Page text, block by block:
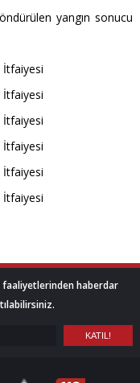
yangın sonucu
haberdar